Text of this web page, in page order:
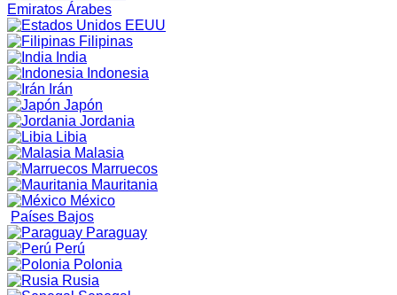
Emiratos Árabes
EEUU
Filipinas
India
Indonesia
Irán
Japón
Jordania
Libia
Malasia
Marruecos
Mauritania
México
Países Bajos
Paraguay
Perú
Polonia
Rusia